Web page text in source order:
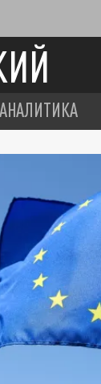
АНАЛИТИКА